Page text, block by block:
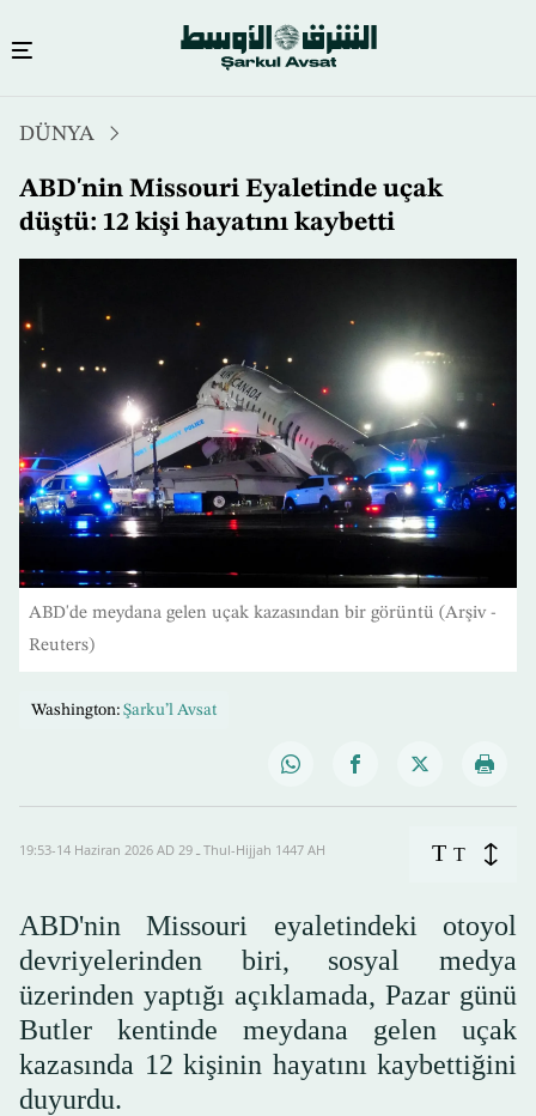
içeriğe
atla
DÜNYA
ABD'nin Missouri Eyaletinde uçak
düştü: 12 kişi hayatını kaybetti
ABD'de meydana gelen uçak kazasından bir görüntü (Arşiv -
Reuters)
Washington: Şarku’l Avsat
19:53-14 Haziran 2026 AD ـ 29 Thul-Hijjah 1447 AH T T
ABD'nin Missouri eyaletindeki otoyol
devriyelerinden biri, sosyal medya
üzerinden yaptığı açıklamada, Pazar günü
Butler kentinde meydana gelen uçak
kazasında 12 kişinin hayatını kaybettiğini
duyurdu.